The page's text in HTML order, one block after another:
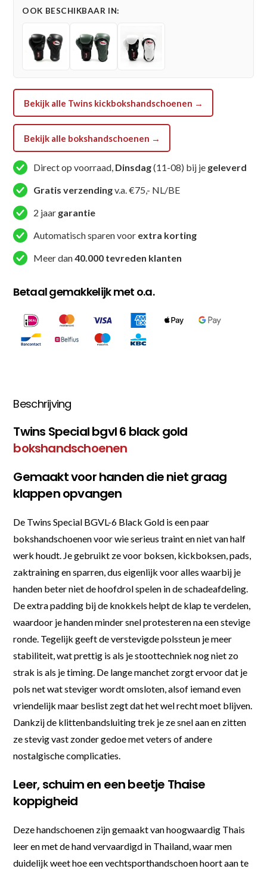
Zwart
(BGVL
BLACK
OOK BESCHIKBAAR IN:
Bekijk alle Twins kickbokshandschoenen →
Bekijk alle bokshandschoenen →
Direct op voorraad, Dinsdag(11-08) bij je geleverd
Gratis verzendingv.a. €75,- NL/BE
2 jaar garantie
Automatisch sparen voor extra korting
Meer dan40.000 tevreden klanten
Betaal gemakkelijk met o.a.
Beschrijving
Twins Special bgvl 6 black gold
bokshandschoenen
Gemaakt voor handen die niet graag
klappen opvangen
De Twins Special BGVL-6 Black Gold is een paar
bokshandschoenen voor wie serieus traint en niet van half
werk houdt. Je gebruikt ze voor boksen, kickboksen, pads,
zaktraining en sparren, dus eigenlijk voor alles waarbij je
handen beter niet de hoofdrol spelen in de schadeafdeling.
De extra padding bij de knokkels helpt de klap te verdelen,
waardoor je handen minder snel protesteren na een stevige
ronde. Tegelijk geeft de verstevigde polssteun je meer
stabiliteit, wat prettig is als je stoottechniek nog niet zo
strak is als je timing. De lange manchet zorgt ervoor dat je
pols net wat steviger wordt omsloten, alsof iemand even
vriendelijk maar beslist zegt dat het wel recht moet blijven.
Dankzij de klittenbandsluiting trek je ze snel aan en zitten
ze stevig vast zonder gedoe met veters of andere
nostalgische complicaties.
Leer, schuim en een beetje Thaise
koppigheid
Deze handschoenen zijn gemaakt van hoogwaardig Thais
leer en met de hand vervaardigd in Thailand, waar men
duidelijk weet hoe een vechtsporthandschoen hoort aan te